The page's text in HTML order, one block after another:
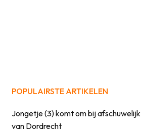
POPULAIRSTE ARTIKELEN
Jongetje (3) komt om bij
van Dordrecht